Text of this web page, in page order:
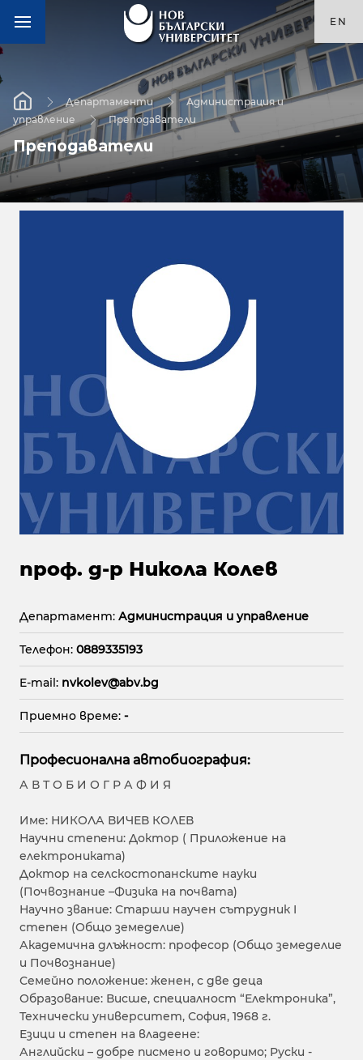
EN
Департаменти
Администрация и
управление
Преподаватели
Преподаватели
проф. д-р Никола Колев
Департамент: Администрация и управление
Телефон: 0889335193
E-mail: nvkolev@abv.bg
Приемно време: -
Професионална автобиография:
А В Т О Б И О Г Р А Ф И Я
Име: НИКОЛА ВИЧЕВ КОЛЕВ
Научни степени: Доктор ( Приложение на
електрониката)
Доктор на селскостопанските науки
(Почвознание –Физика на почвата)
Научно звание: Старши научен сътрудник I
степен (Общо земеделие)
Академична длъжност: професор (Общо земеделие
и Почвознание)
Семейно положение: женен, с две деца
Образование: Висше, специалност “Електроника”,
Технически университет, София, 1968 г.
Езици и степен на владеене:
Английски – добре писмено и говоримо; Руски -